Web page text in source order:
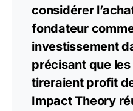
considérer
fondateur
investissement
précisant que
tireraient profit
Impact Theory